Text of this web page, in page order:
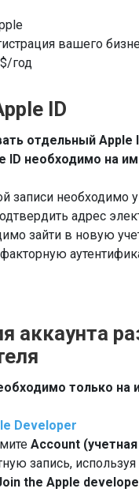
вашего
год
ID
отдельный Apple
ID необходимо на
записи необходимо
адрес
зайти в новую
аккаунта
только на
Developer
Account
запись, используя
the Apple